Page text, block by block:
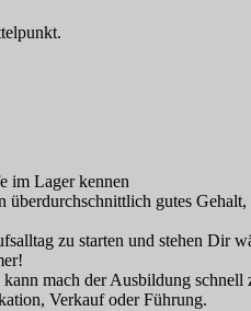
im Lager kennen
gutes
zu starten und stehen Dir
mach der Ausbildung schnell
Verkauf oder Führung.